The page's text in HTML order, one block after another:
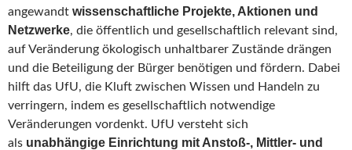
angewandt wissenschaftliche Projekte, Aktionen und
Netzwerke, die öffentlich und gesellschaftlich relevant sind,
auf Veränderung ökologisch unhaltbarer Zustände drängen
und die Beteiligung der Bürger benötigen und fördern. Dabei
hilft das UfU, die Kluft zwischen Wissen und Handeln zu
verringern, indem es gesellschaftlich notwendige
Veränderungen vordenkt. UfU versteht sich
als unabhängige Einrichtung mit Anstoß-, Mittler- und